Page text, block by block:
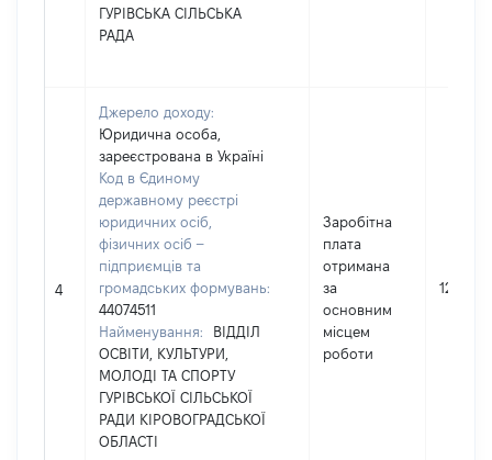
ГУРІВСЬКА СІЛЬСЬКА
РАДА
4
Джерело доходу:
Юридична особа,
зареєстрована в Україні
Код в Єдиному
державному реєстрі
юридичних осіб,
фізичних осіб –
підприємців та
громадських формувань:
44074511
Найменування:
ВІДДІЛ
ОСВІТИ, КУЛЬТУРИ,
МОЛОДІ ТА СПОРТУ
ГУРІВСЬКОЇ СІЛЬСЬКОЇ
РАДИ КІРОВОГРАДСЬКОЇ
ОБЛАСТІ
Заробітна
плата
отримана
за
основним
місцем
роботи
12830